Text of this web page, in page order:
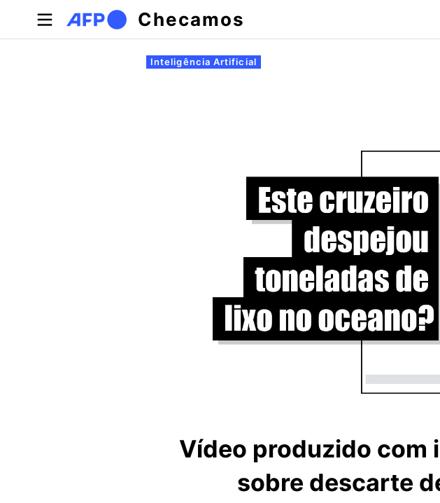
Pular para o conteúdo principal
Checamos
Abas primárias
Inteligência Artificial
Vídeo produzido com
sobre descarte